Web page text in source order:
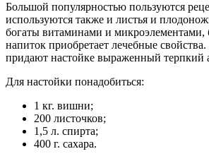
Большой популярностью пользуются
используются также и листья и
богаты витаминами и микроэлементами,
напиток приобретает лечебные
придают настойке выраженный терпкий
Для настойки понадобиться:
1 кг. вишни;
200 листочков;
1,5 л. спирта;
400 г. сахара.